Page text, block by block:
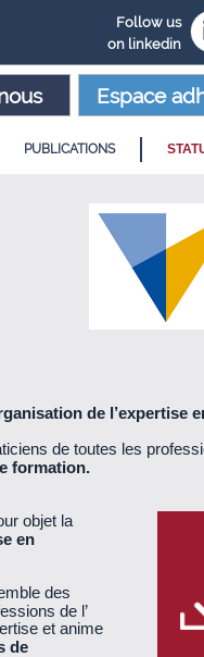
de l’expertise
de toutes les
formation.
objet la
en
des
de l’
et anime
de
Follow us
on linkedin
Espace
PUBLICATIONS